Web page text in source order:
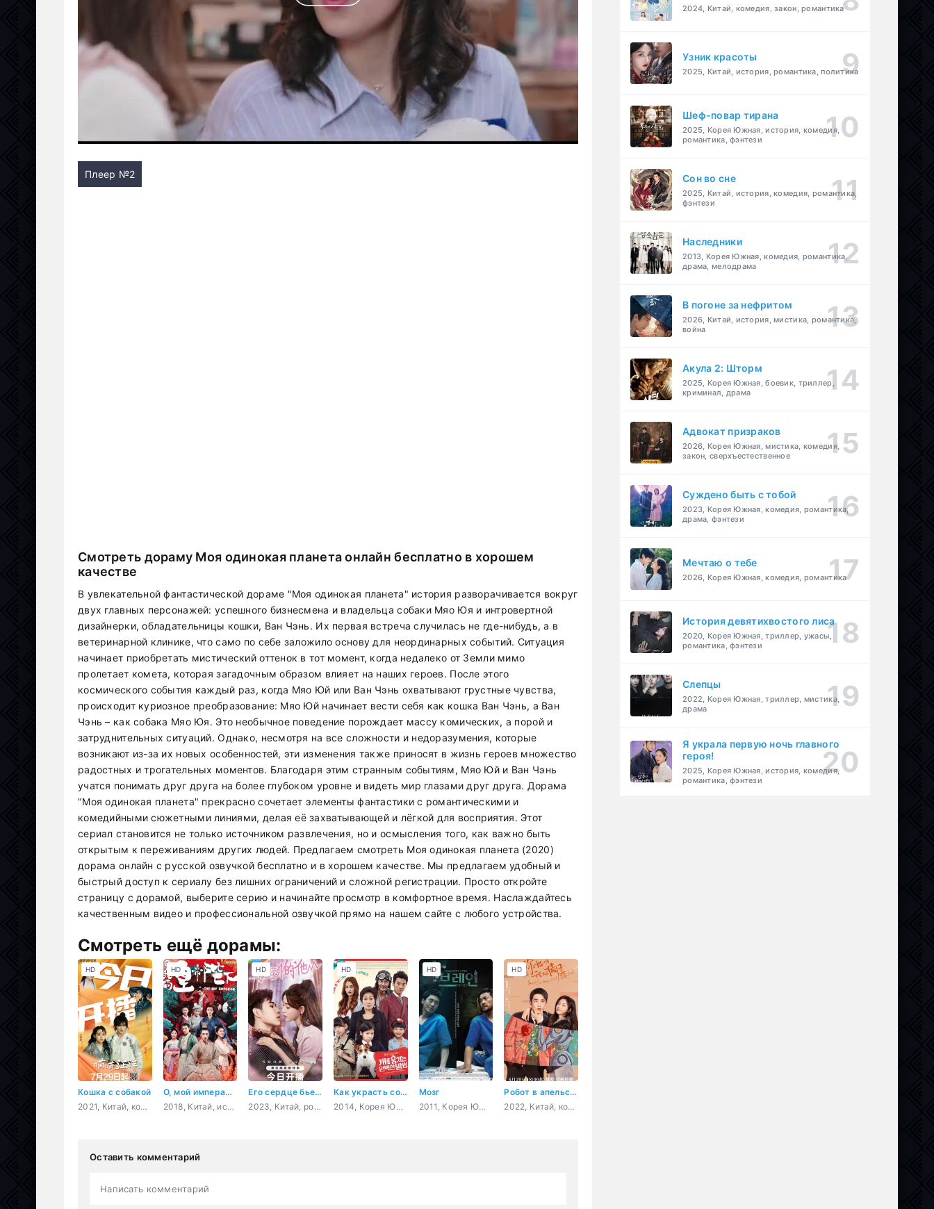
Плеер №2
Смотреть дораму Моя одинокая планета онлайн бесплатно в хорошем
качестве
В увлекательной фантастической дораме "Моя одинокая планета" история разворачивается вокруг
двух главных персонажей: успешного бизнесмена и владельца собаки Мяо Юя и интровертной
дизайнерки, обладательницы кошки, Ван Чэнь. Их первая встреча случилась не где-нибудь, а в
ветеринарной клинике, что само по себе заложило основу для неординарных событий. Ситуация
начинает приобретать мистический оттенок в тот момент, когда недалеко от Земли мимо
пролетает комета, которая загадочным образом влияет на наших героев. После этого
космического события каждый раз, когда Мяо Юй или Ван Чэнь охватывают грустные чувства,
происходит куриозное преобразование: Мяо Юй начинает вести себя как кошка Ван Чэнь, а Ван
Чэнь – как собака Мяо Юя. Это необычное поведение порождает массу комических, а порой и
затруднительных ситуаций. Однако, несмотря на все сложности и недоразумения, которые
возникают из-за их новых особенностей, эти изменения также приносят в жизнь героев множество
радостных и трогательных моментов. Благодаря этим странным событиям, Мяо Юй и Ван Чэнь
учатся понимать друг друга на более глубоком уровне и видеть мир глазами друг друга. Дорама
"Моя одинокая планета" прекрасно сочетает элементы фантастики с романтическими и
комедийными сюжетными линиями, делая её захватывающей и лёгкой для восприятия. Этот
сериал становится не только источником развлечения, но и осмысления того, как важно быть
открытым к переживаниям других людей. Предлагаем смотреть Моя одинокая планета (2020)
дорама онлайн с русской озвучкой бесплатно и в хорошем качестве. Мы предлагаем удобный и
быстрый доступ к сериалу без лишних ограничений и сложной регистрации. Просто откройте
страницу с дорамой, выберите серию и начинайте просмотр в комфортное время. Наслаждайтесь
качественным видео и профессиональной озвучкой прямо на нашем сайте с любого устройства.
Смотреть ещё дорамы:
Кошка с собакой
2021, Китай, комедия, романтика, восточные единоборства, фэнтези
HD
О, мой император
2018, Китай, история, комедия, романтика, фэнтези
HD
Его сердце бьется
2023, Китай, романтика, драма
HD
Как украсть собаку
2014, Корея Южная, комедия, повседневность
HD
Мозг
2011, Корея Южная, романтика, драма, медицина
HD
Робот в апельсиновом саду
2022, Китай, комедия, романтика, драма, sci-fi
HD
Оставить комментарий
Написать комментарий
2024, Китай, комедия, закон, романтика
Узник красоты
2025, Китай, история, романтика, политика
Шеф-повар тирана
2025, Корея Южная, история, комедия,
романтика, фэнтези
Cон во сне
2025, Китай, история, комедия, романтика,
фэнтези
Наследники
2013, Корея Южная, комедия, романтика,
драма, мелодрама
В погоне за нефритом
2026, Китай, история, мистика, романтика,
война
Акула 2: Шторм
2025, Корея Южная, боевик, триллер,
криминал, драма
Адвокат призраков
2026, Корея Южная, мистика, комедия,
закон, сверхъестественное
Суждено быть с тобой
2023, Корея Южная, комедия, романтика,
драма, фэнтези
Мечтаю о тебе
2026, Корея Южная, комедия, романтика
История девятихвостого лиса
2020, Корея Южная, триллер, ужасы,
романтика, фэнтези
Слепцы
2022, Корея Южная, триллер, мистика,
драма
Я украла первую ночь главного
героя!
2025, Корея Южная, история, комедия,
романтика, фэнтези